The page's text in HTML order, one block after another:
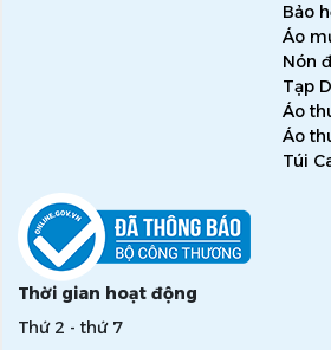
Bảo
Áo
Nón
Tạp
Áo
Áo
Túi
Thời gian hoạt động
Thứ 2 - thứ 7